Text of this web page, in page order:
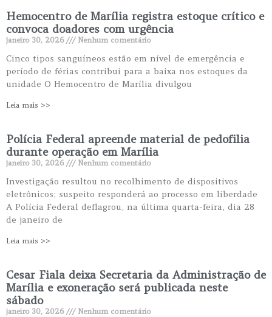
Hemocentro de Marília registra estoque crítico e
convoca doadores com urgência
janeiro 30, 2026 Nenhum comentário
Cinco tipos sanguíneos estão em nível de emergência e
período de férias contribui para a baixa nos estoques da
unidade O Hemocentro de Marília divulgou
Leia mais >>
Polícia Federal apreende material de pedofilia
durante operação em Marília
janeiro 30, 2026 Nenhum comentário
Investigação resultou no recolhimento de dispositivos
eletrônicos; suspeito responderá ao processo em liberdade
A Polícia Federal deflagrou, na última quarta-feira, dia 28
de janeiro de
Leia mais >>
Cesar Fiala deixa Secretaria da Administração de
Marília e exoneração será publicada neste
sábado
janeiro 30, 2026 Nenhum comentário